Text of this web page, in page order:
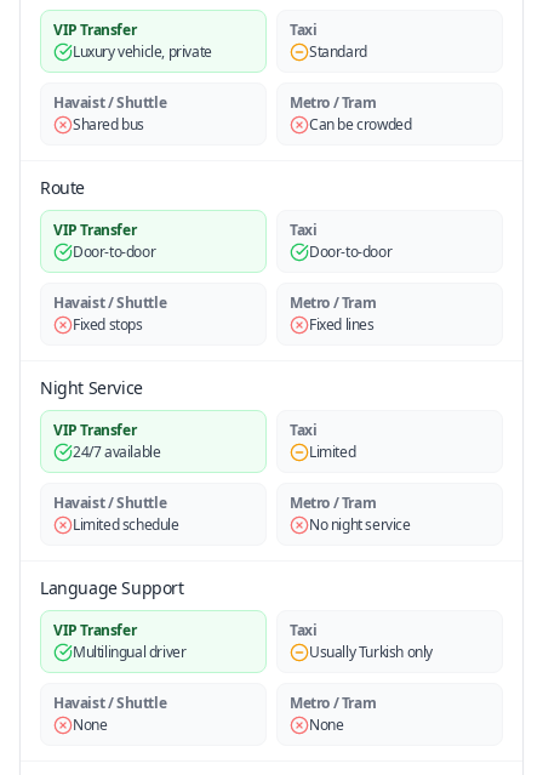
VIP Transfer
Luxury vehicle, private
Taxi
Standard
Havaist / Shuttle
Shared bus
Metro / Tram
Can be crowded
Route
VIP Transfer
Door-to-door
Taxi
Door-to-door
Havaist / Shuttle
Fixed stops
Metro / Tram
Fixed lines
Night Service
VIP Transfer
24/7 available
Taxi
Limited
Havaist / Shuttle
Limited schedule
Metro / Tram
No night service
Language Support
VIP Transfer
Multilingual driver
Taxi
Usually Turkish only
Havaist / Shuttle
None
Metro / Tram
None